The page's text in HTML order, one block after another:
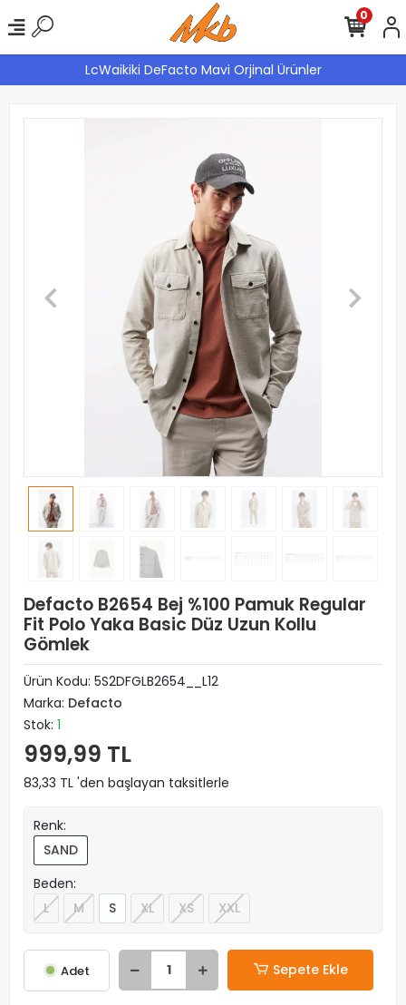
LcWaikiki DeFacto Mavi Orjinal Ürünler
0
Defacto B2654 Bej %100 Pamuk Regular
Fit Polo Yaka Basic Düz Uzun Kollu
Gömlek
Ürün Kodu: 5S2DFGLB2654__L12
Marka: Defacto
Stok: 1
999,99 TL
83,33 TL 'den başlayan taksitlerle
Renk:
SAND
Beden:
L
M S XL XS XXL
Adet Sepete Ekle